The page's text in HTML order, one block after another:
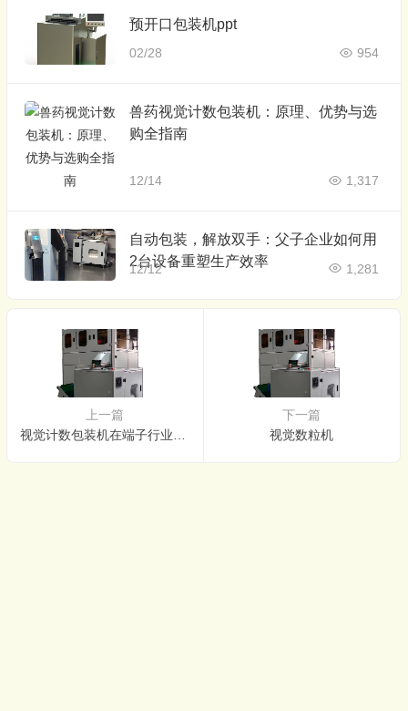
预开口包装机ppt
02/28 954
兽药视觉计数包装机：原理、优势与选
购全指南
12/14 1,317
自动包装，解放双手：父子企业如何用
2台设备重塑生产效率
12/12 1,281
上一篇
下一篇
视觉数粒机